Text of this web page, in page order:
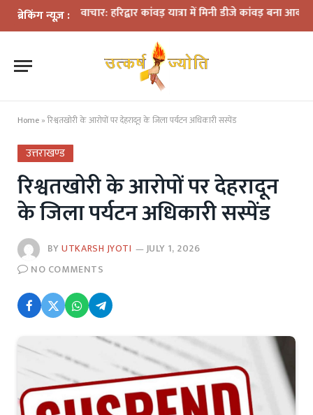
ब्रेकिंग न्यूज़ :
नवाचार: हरिद्वार कांवड़ यात्रा में मिनी डीजे कांवड़ बना आकर्षण
Home »रिश्वतखोरी के आरोपों पर देहरादून के जिला पर्यटन अधिकारी सस्पेंड
उत्तराखण्ड
रिश्वतखोरी के आरोपों पर देहरादून
के जिला पर्यटन अधिकारी सस्पेंड
BYUTKARSH JYOTI
JULY 1, 2026
NO COMMENTS